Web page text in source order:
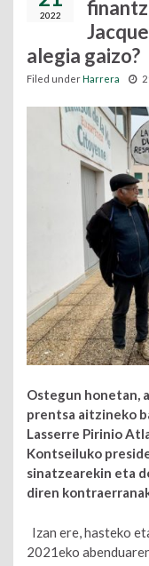
2022
alegia gaizo?
Filed underHarrera
Ostegun honetan,
prentsa aitzineko
Lasserre Pirinio
Kontseiluko
sinatzearekin eta
diren
Izan ere, hasteko
2021eko